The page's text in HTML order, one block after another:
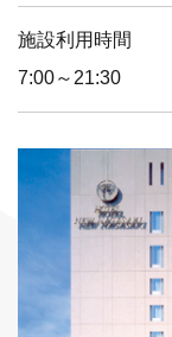
施設利用時間
7:00～21:30